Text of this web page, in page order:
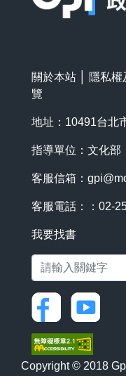
關於本站 隱私權
覽
地址：10491台北
指導單位：文化部
客服信箱：
客服電話：：02-
我要找書
Copyright © 2018